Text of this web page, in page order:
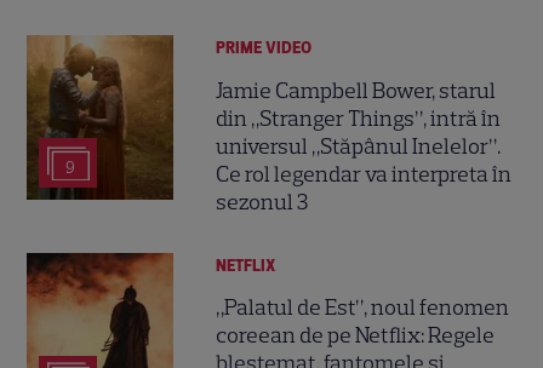
9
PRIME VIDEO
Jamie Campbell Bower, starul
din „Stranger Things”, intră în
universul „Stăpânul Inelelor”.
Ce rol legendar va interpreta în
sezonul 3
NETFLIX
„Palatul de Est”, noul fenomen
coreean de pe Netflix: Regele